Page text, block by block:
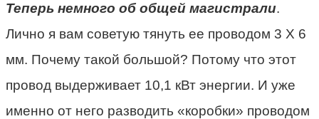
Теперь немного об общей магистрали.
Лично я вам советую тянуть ее проводом 3 Х 6
мм. Почему такой большой? Потому что этот
провод выдерживает 10,1 кВт энергии. И уже
именно от него разводить «коробки» проводом